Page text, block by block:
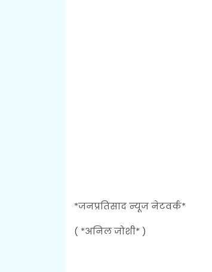
*जनप्रतिसाद न्यूज नेटवर्क*
( *अनिल जोशी* )